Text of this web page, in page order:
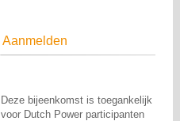
Aanmelden
Deze bijeenkomst is toegankelijk
voor Dutch Power participanten